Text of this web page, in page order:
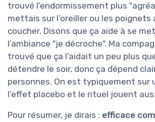
trouvé l’endormissement plus
mettais sur l’oreiller ou les poignets
coucher. Disons que ça aide à se
l’ambiance "je décroche". Ma
trouvé que ça l’aidait un peu plus
détendre le soir, donc ça dépend
personnes. On est typiquement sur
l’effet placebo et le rituel jouent
Pour résumer, je dirais : efficace